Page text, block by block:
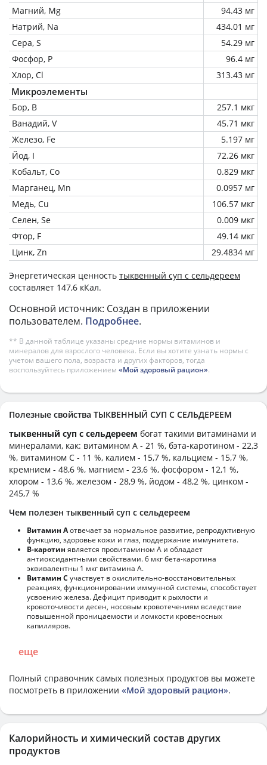
Магний, Mg
94.43 мг
Натрий, Na
434.01 мг
Сера, S
54.29 мг
Фосфор, P
96.4 мг
Хлор, Cl
313.43 мг
Микроэлементы
Бор, B
257.1 мкг
Ванадий, V
45.71 мкг
Железо, Fe
5.197 мг
Йод, I
72.26 мкг
Кобальт, Co
0.829 мкг
Марганец, Mn
0.0957 мг
Медь, Cu
106.57 мкг
Селен, Se
0.009 мкг
Фтор, F
49.14 мкг
Цинк, Zn
29.4834 мг
Энергетическая ценность тыквенный суп с сельдереем
составляет 147,6 кКал.
Основной источник: Создан в приложении
пользователем. Подробнее.
** В данной таблице указаны средние нормы витаминов и
минералов для взрослого человека. Если вы хотите узнать нормы с
учетом вашего пола, возраста и других факторов, тогда
воспользуйтесь приложением «Мой здоровый рацион».
Полезные свойства ТЫКВЕННЫЙ СУП С СЕЛЬДЕРЕЕМ
тыквенный суп с сельдереем богат такими витаминами и
минералами, как: витамином А - 21 %, бэта-каротином - 22,3
%, витамином C - 11 %, калием - 15,7 %, кальцием - 15,7 %,
кремнием - 48,6 %, магнием - 23,6 %, фосфором - 12,1 %,
хлором - 13,6 %, железом - 28,9 %, йодом - 48,2 %, цинком -
245,7 %
Чем полезен тыквенный суп с сельдереем
Витамин Аотвечает за нормальное развитие, репродуктивную
функцию, здоровье кожи и глаз, поддержание иммунитета.
В-каротин является провитамином А и обладает
антиоксидантными свойствами. 6 мкг бета-каротина
эквивалентны 1 мкг витамина А.
Витамин С участвует в окислительно-восстановительных
реакциях, функционировании иммунной системы, способствует
усвоению железа. Дефицит приводит к рыхлости и
кровоточивости десен, носовым кровотечениям вследствие
повышенной проницаемости и ломкости кровеносных
капилляров.
еще
Полный справочник самых полезных продуктов вы можете
посмотреть в приложении «Мой здоровый рацион».
Калорийность и химический состав других
продуктов